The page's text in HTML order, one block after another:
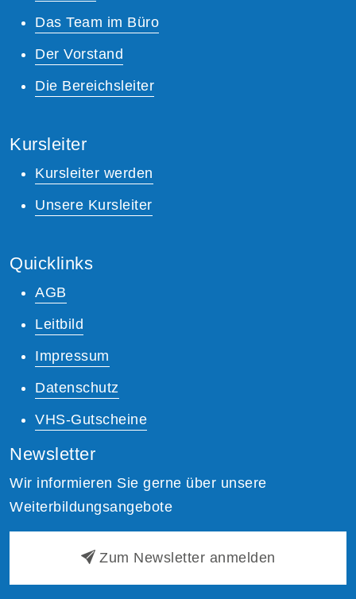
Das Team im Büro
Der Vorstand
Die Bereichsleiter
Kursleiter
Kursleiter werden
Unsere Kursleiter
Quicklinks
AGB
Leitbild
Impressum
Datenschutz
VHS-Gutscheine
Newsletter
Wir informieren Sie gerne über unsere
Weiterbildungsangebote
Zum Newsletter anmelden